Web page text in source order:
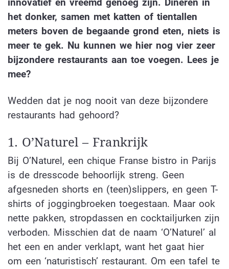
het donker, samen met katten of tientallen
meters boven de begaande grond eten, niets is
meer te gek. Nu kunnen we hier nog vier zeer
bijzondere restaurants aan toe voegen. Lees je
mee?
Wedden dat je nog nooit van deze bijzondere
restaurants had gehoord?
1. O’Naturel – Frankrijk
Bij O’Naturel, een chique Franse bistro in Parijs
is de dresscode behoorlijk streng. Geen
afgesneden shorts en (teen)slippers, en geen T-
shirts of joggingbroeken toegestaan. Maar ook
nette pakken, stropdassen en cocktailjurken zijn
verboden. Misschien dat de naam ‘O’Naturel’ al
het een en ander verklapt, want het gaat hier
om een ‘naturistisch’ restaurant. Om een tafel te